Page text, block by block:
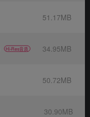
51.17MB
Hi-Res音质 34.95MB
50.72MB
30.90MB